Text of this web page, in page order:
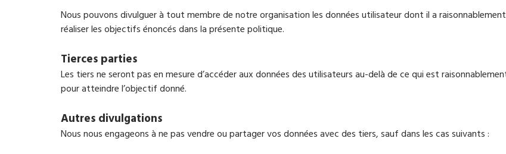
Nous pouvons divulguer à tout membre de notre organisation les données utilisateur dont il a
réaliser les objectifs énoncés dans la présente politique.
Tierces parties
Les tiers ne seront pas en mesure d’accéder aux données des utilisateurs au-delà de ce qui est
pour atteindre l’objectif donné.
Autres divulgations
Nous nous engageons à ne pas vendre ou partager vos données avec des tiers, sauf dans les cas suivants :